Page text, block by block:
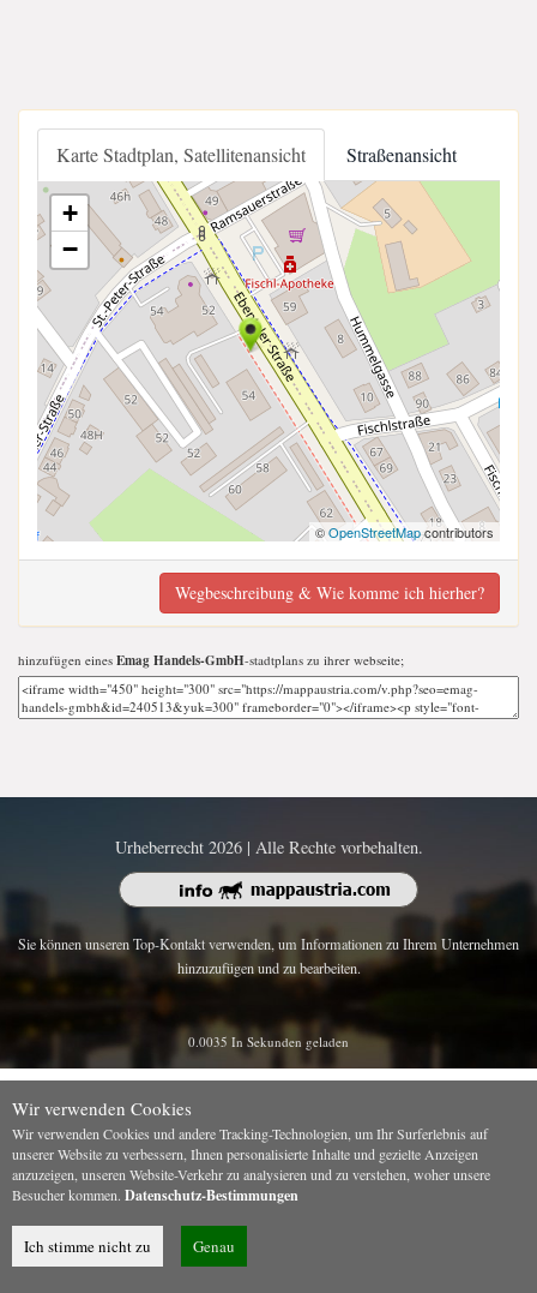
Karte Stadtplan, Satellitenansicht Straßenansicht
+
−
©OpenStreetMapcontributors
Wegbeschreibung & Wie komme ich hierher?
hinzufügen eines Emag Handels-GmbH-stadtplans zu ihrer webseite;
Urheberrecht 2026 | Alle Rechte vorbehalten.
Sie können unseren Top-Kontakt verwenden, um Informationen zu Ihrem Unternehmen
hinzuzufügen und zu bearbeiten.
0.0035 In Sekunden geladen
Wir verwenden Cookies
Wir verwenden Cookies und andere Tracking-Technologien, um Ihr Surferlebnis auf
unserer Website zu verbessern, Ihnen personalisierte Inhalte und gezielte Anzeigen
anzuzeigen, unseren Website-Verkehr zu analysieren und zu verstehen, woher unsere
Besucher kommen. Datenschutz-Bestimmungen
Ich stimme nicht zu Genau